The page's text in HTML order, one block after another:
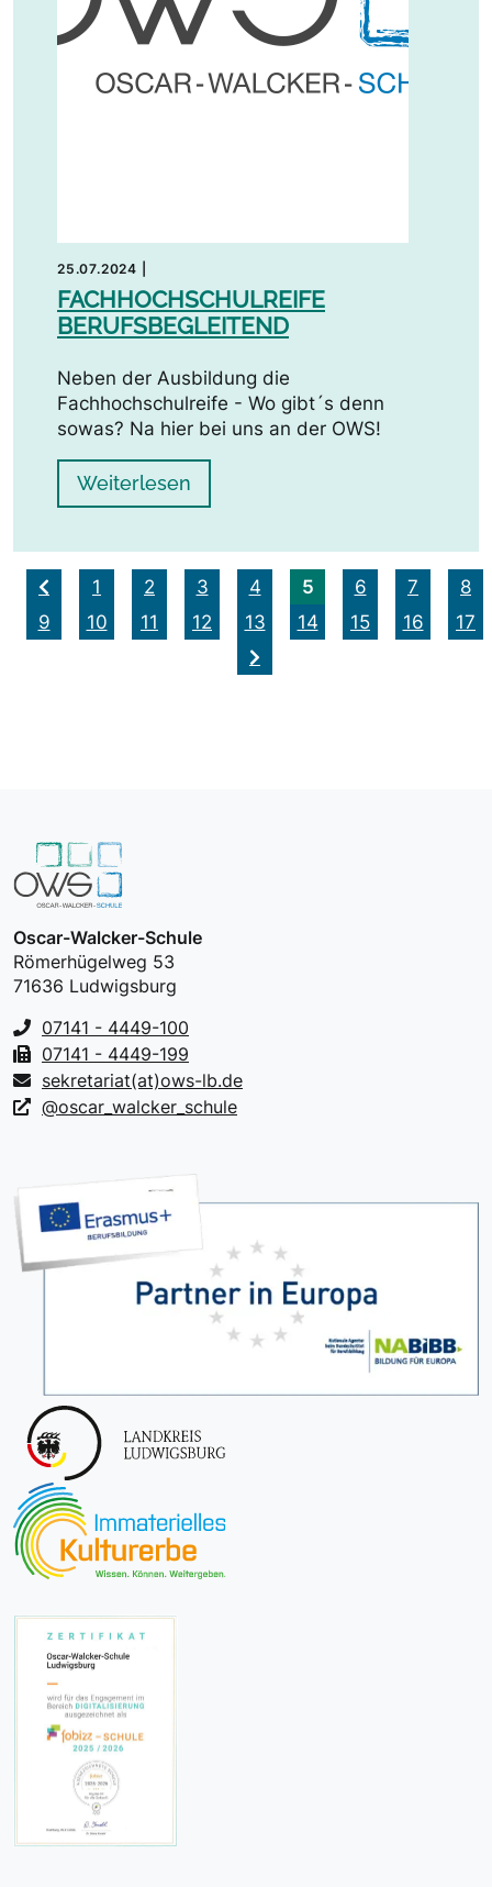
25.07.2024
FACHHOCHSCHULREIFE
BERUFSBEGLEITEND
Neben der Ausbildung die
Fachhochschulreife - Wo gibt´s denn
sowas? Na hier bei uns an der OWS!
Weiterlesen
1 2 3 4 5 6 7
8
9
10 11 12 13 14 15 16 17
Oscar-Walcker-Schule
Römerhügelweg 53
71636 Ludwigsburg
07141 - 4449-100
07141 - 4449-199
sekretariat(at)ows-lb.de
@oscar_walcker_schule